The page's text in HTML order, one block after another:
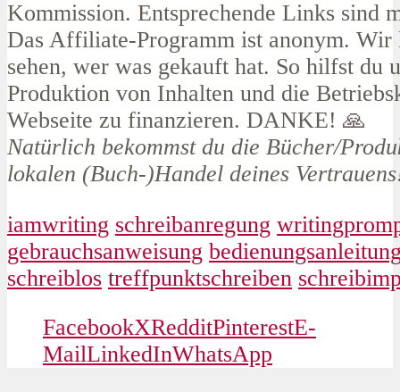
Kommission. Entsprechende Links sind
Das Affiliate-Programm ist anonym. Wir
sehen, wer was gekauft hat. So hilfst du
Produktion von Inhalten und die
Webseite zu finanzieren. DANKE! 🙏
Natürlich bekommst du die Bücher/
lokalen (Buch-)Handel deines
iamwriting schreibanregung
gebrauchsanweisung
schreiblos treffpunktschreiben
FacebookXRedditPinterestE-
MailLinkedInWhatsApp